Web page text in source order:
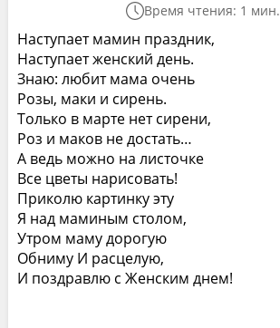
Время чтения: 1 мин.
Наступает мамин праздник,
Наступает женский день.
Знаю: любит мама очень
Розы, маки и сирень.
Только в марте нет сирени,
Роз и маков не достать…
А ведь можно на листочке
Все цветы нарисовать!
Приколю картинку эту
Я над маминым столом,
Утром маму дорогую
Обниму И расцелую,
И поздравлю с Женским днем!